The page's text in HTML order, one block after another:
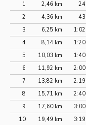
1
2,46 km
2
4,36 km
3
6,25 km
4
8,14 km
5
10,03 km
6
11,92 km
7
13,82 km
8
15,71 km
9
17,60 km
10
19,49 km